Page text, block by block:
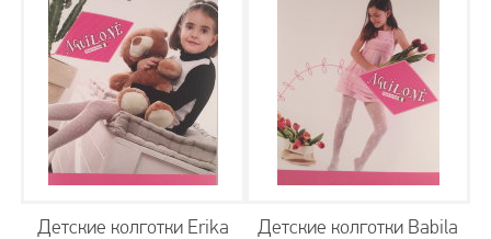
Детские колготки Erika Детские колготки Babila